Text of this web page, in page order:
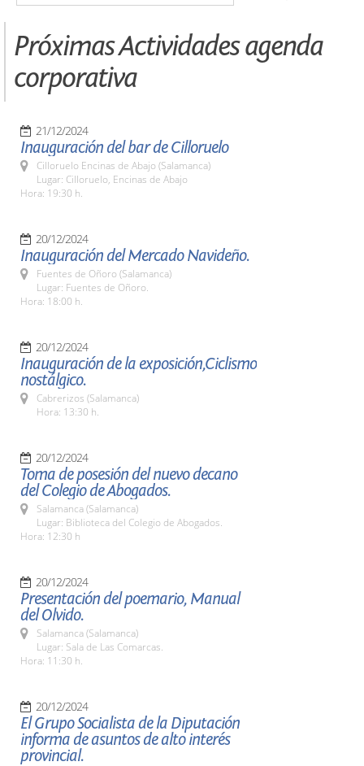
Próximas Actividades agenda
corporativa
21/12/2024
Inauguración del bar de Cilloruelo
Cilloruelo Encinas de Abajo (Salamanca)
Lugar: Cilloruelo, Encinas de Abajo
Hora: 19:30 h.
20/12/2024
Inauguración del Mercado Navideño.
Fuentes de Oñoro (Salamanca)
Lugar: Fuentes de Oñoro.
Hora: 18:00 h.
20/12/2024
Inauguración de la exposición,Ciclismo
nostálgico.
Cabrerizos (Salamanca)
Hora: 13:30 h.
20/12/2024
Toma de posesión del nuevo decano
del Colegio de Abogados.
Salamanca (Salamanca)
Lugar: Biblioteca del Colegio de Abogados.
Hora: 12:30 h
20/12/2024
Presentación del poemario, Manual
del Olvido.
Salamanca (Salamanca)
Lugar: Sala de Las Comarcas.
Hora: 11:30 h.
20/12/2024
El Grupo Socialista de la Diputación
informa de asuntos de alto interés
provincial.